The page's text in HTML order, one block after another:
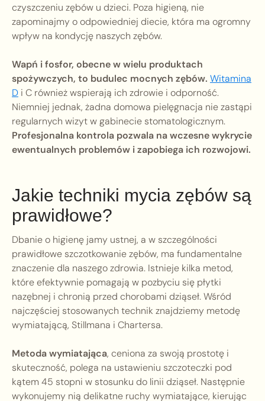
czyszczeniu zębów u dzieci. Poza higieną, nie
zapominajmy o odpowiedniej diecie, która ma ogromny
wpływ na kondycję naszych zębów.
Wapń i fosfor, obecne w wielu produktach
spożywczych, to budulec mocnych zębów. Witamina
D i C również wspierają ich zdrowie i odporność.
Niemniej jednak, żadna domowa pielęgnacja nie zastąpi
regularnych wizyt w gabinecie stomatologicznym.
Profesjonalna kontrola pozwala na wczesne wykrycie
ewentualnych problemów i zapobiega ich rozwojowi.
Jakie techniki mycia zębów są
prawidłowe?
Dbanie o higienę jamy ustnej, a w szczególności
prawidłowe szczotkowanie zębów, ma fundamentalne
znaczenie dla naszego zdrowia. Istnieje kilka metod,
które efektywnie pomagają w pozbyciu się płytki
nazębnej i chronią przed chorobami dziąseł. Wśród
najczęściej stosowanych technik znajdziemy metodę
wymiatającą, Stillmana i Chartersa.
Metoda wymiatająca, ceniona za swoją prostotę i
skuteczność, polega na ustawieniu szczoteczki pod
kątem 45 stopni w stosunku do linii dziąseł. Następnie
wykonujemy nią delikatne ruchy wymiatające, kierując